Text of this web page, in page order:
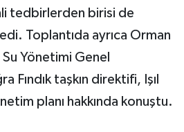
tedbirlerden birisi de
Toplantıda ayrıca Orman
Su Yönetimi Genel
Fındık taşkın direktifi, Işıl
planı hakkında konuştu.